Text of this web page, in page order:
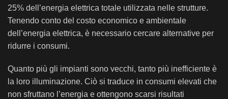
25% dell’energia elettrica totale utilizzata nelle strutture.
Tenendo conto del costo economico e ambientale
dell’energia elettrica, è necessario cercare alternative per
ridurre i consumi.
Quanto più gli impianti sono vecchi, tanto più inefficiente è
la loro illuminazione. Ciò si traduce in consumi elevati che
non sfruttano l’energia e ottengono scarsi risultati